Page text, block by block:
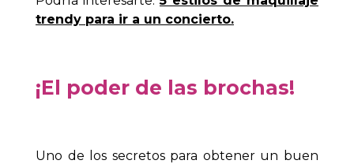
trendy para ir a un concierto.
¡El poder de las brochas!
Uno de los secretos para obtener un buen